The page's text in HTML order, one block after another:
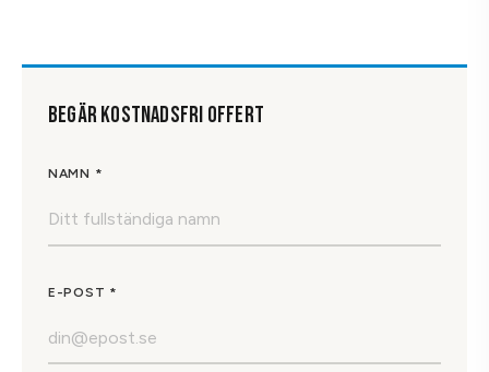
BEGÄR KOSTNADSFRI OFFERT
NAMN *
E-POST *